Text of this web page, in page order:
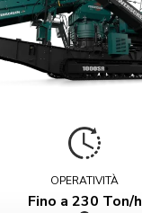
OPERATIVITÀ
Fino a 230 Ton/h